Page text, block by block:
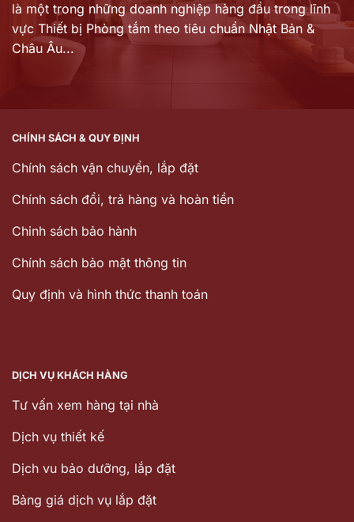
là một trong những doanh nghiệp hàng đầu trong lĩnh
vực Thiết bị Phòng tắm theo tiêu chuẩn Nhật Bản &
Châu Âu...
CHÍNH SÁCH & QUY ĐỊNH
Chính sách vận chuyển, lắp đặt
Chính sách đổi, trả hàng và hoàn tiền
Chinh sách bảo hành
Chính sách bảo mật thông tin
Quy định và hình thức thanh toán
DỊCH VỤ KHÁCH HÀNG
Tư vấn xem hàng tại nhà
Dịch vụ thiết kế
Dịch vu bảo dưỡng, lắp đặt
Bảng giá dịch vụ lắp đặt